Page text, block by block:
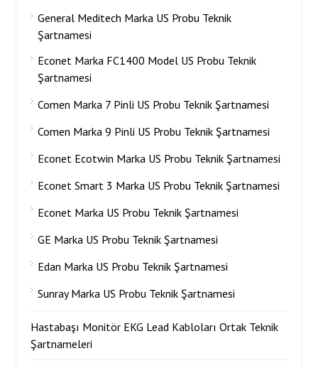
General Meditech Marka US Probu Teknik
Şartnamesi
Econet Marka FC1400 Model US Probu Teknik
Şartnamesi
Comen Marka 7 Pinli US Probu Teknik Şartnamesi
Comen Marka 9 Pinli US Probu Teknik Şartnamesi
Econet Ecotwin Marka US Probu Teknik Şartnamesi
Econet Smart 3 Marka US Probu Teknik Şartnamesi
Econet Marka US Probu Teknik Şartnamesi
GE Marka US Probu Teknik Şartnamesi
Edan Marka US Probu Teknik Şartnamesi
Sunray Marka US Probu Teknik Şartnamesi
Hastabaşı Monitör EKG Lead Kabloları Ortak Teknik
Şartnameleri